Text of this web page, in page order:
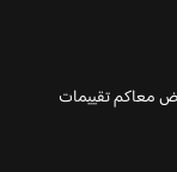
معاكم تقييمات